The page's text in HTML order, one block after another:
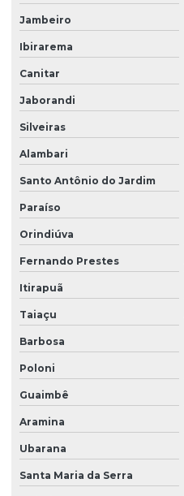
Jambeiro
Ibirarema
Canitar
Jaborandi
Silveiras
Alambari
Santo Antônio do Jardim
Paraíso
Orindiúva
Fernando Prestes
Itirapuã
Taiaçu
Barbosa
Poloni
Guaimbê
Aramina
Ubarana
Santa Maria da Serra